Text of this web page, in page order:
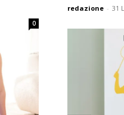
0
redazione - 31